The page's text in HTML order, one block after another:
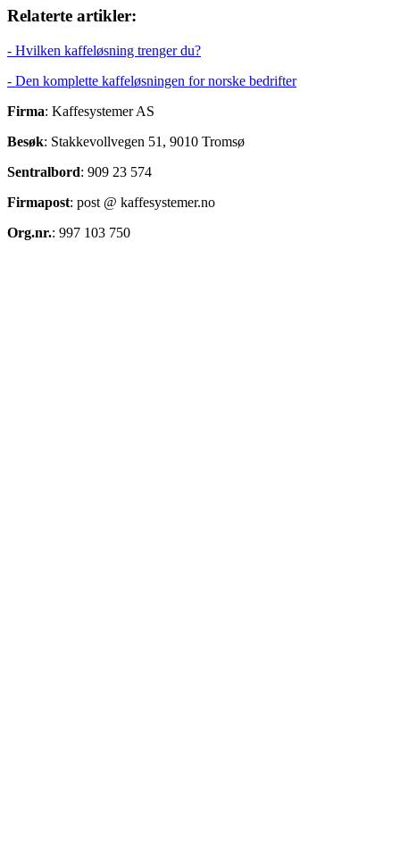
Relaterte artikler:
- Hvilken kaffeløsning trenger du?
- Den komplette kaffeløsningen for norske bedrifter
Firma: Kaffesystemer AS
Besøk: Stakkevollvegen 51, 9010 Tromsø
Sentralbord: 909 23 574
Firmapost: post @ kaffesystemer.no
Org.nr.: 997 103 750